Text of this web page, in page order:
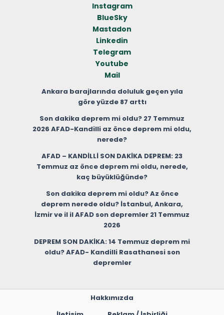
Instagram
BlueSky
Mastadon
Linkedin
Telegram
Youtube
Mail
Ankara barajlarında doluluk geçen yıla
göre yüzde 87 arttı
Son dakika deprem mi oldu? 27 Temmuz
2026 AFAD-Kandilli az önce deprem mi oldu,
nerede?
AFAD – KANDİLLİ SON DAKİKA DEPREM: 23
Temmuz az önce deprem mi oldu, nerede,
kaç büyüklüğünde?
Son dakika deprem mi oldu? Az önce
deprem nerede oldu? İstanbul, Ankara,
İzmir ve il il AFAD son depremler 21 Temmuz
2026
DEPREM SON DAKİKA: 14 Temmuz deprem mi
oldu? AFAD- Kandilli Rasathanesi son
depremler
Hakkımızda